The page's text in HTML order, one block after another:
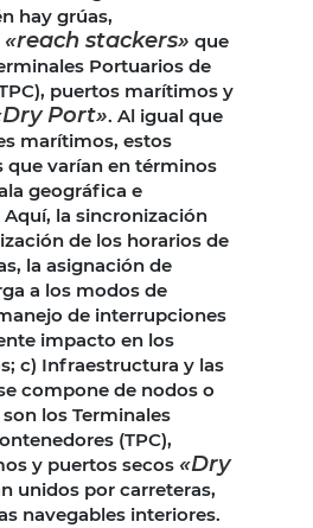
hay grúas,
«reach stackers» que
Portuarios de
puertos marítimos y
Port». Al igual que
marítimos, estos
que varían en términos
geográfica e
la sincronización
de los horarios de
la asignación de
a los modos de
de interrupciones
impacto en los
c) Infraestructura y las
compone de nodos o
los Terminales
(TPC),
y puertos secos «Dry
unidos por carreteras,
navegables interiores.